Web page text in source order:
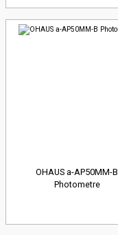
OHAUS a-AP50MM-B
Photometre